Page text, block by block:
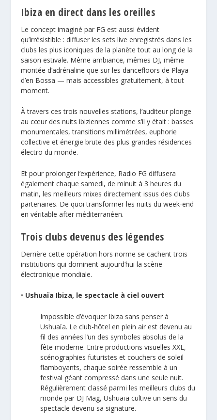
Ibiza en direct dans les oreilles
Le concept imaginé par FG est aussi évident
qu’irrésistible : diffuser les sets live enregistrés dans les
clubs les plus iconiques de la planète tout au long de la
saison estivale. Même ambiance, mêmes DJ, même
montée d’adrénaline que sur les dancefloors de Playa
d’en Bossa — mais accessibles gratuitement, à tout
moment.
À travers ces trois nouvelles stations, l’auditeur plonge
au cœur des nuits ibiziennes comme s’il y était : basses
monumentales, transitions millimétrées, euphorie
collective et énergie brute des plus grandes résidences
électro du monde.
Et pour prolonger l’expérience, Radio FG diffusera
également chaque samedi, de minuit à 3 heures du
matin, les meilleurs mixes directement issus des clubs
partenaires. De quoi transformer les nuits du week-end
en véritable after méditerranéen.
Trois clubs devenus des légendes
Derrière cette opération hors norme se cachent trois
institutions qui dominent aujourd’hui la scène
électronique mondiale.
• Ushuaïa Ibiza, le spectacle à ciel ouvert
Impossible d’évoquer Ibiza sans penser à
Ushuaïa. Le club-hôtel en plein air est devenu au
fil des années l’un des symboles absolus de la
fête moderne. Entre productions visuelles XXL,
scénographies futuristes et couchers de soleil
flamboyants, chaque soirée ressemble à un
festival géant compressé dans une seule nuit.
Régulièrement classé parmi les meilleurs clubs du
monde par DJ Mag, Ushuaïa cultive un sens du
spectacle devenu sa signature.